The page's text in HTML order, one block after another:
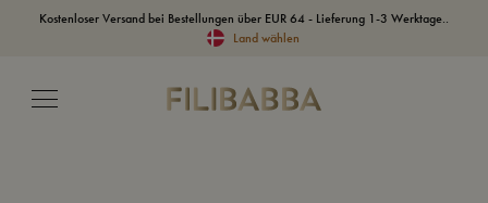
Kostenloser Versand bei Bestellungen über EUR 64 - Lieferung 1-3 Werktage..
Land wählen